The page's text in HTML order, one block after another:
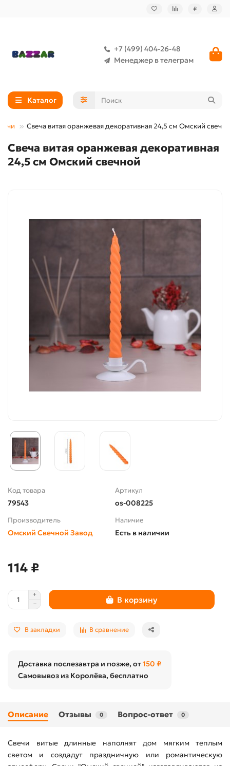
₽
+7 (499) 404-26-48
Менеджер в телеграм
Каталог
Свеча витая оранжевая декоративная 24,5 см Омский
Свеча витая оранжевая декоративная
24,5 см Омский свечной
Код товара
79543
Артикул
os-008225
Производитель
Омский Свечной Завод
Наличие
Есть в наличии
114 ₽
В корзину
В закладки В сравнение
Доставка послезавтра и позже, от150 ₽
Самовывоз из Королёва, бесплатно
Описание Отзывы 0 Вопрос-ответ 0
Свечи витые длинные наполнят дом мягким теплым
светом и создадут праздничную или романтическую